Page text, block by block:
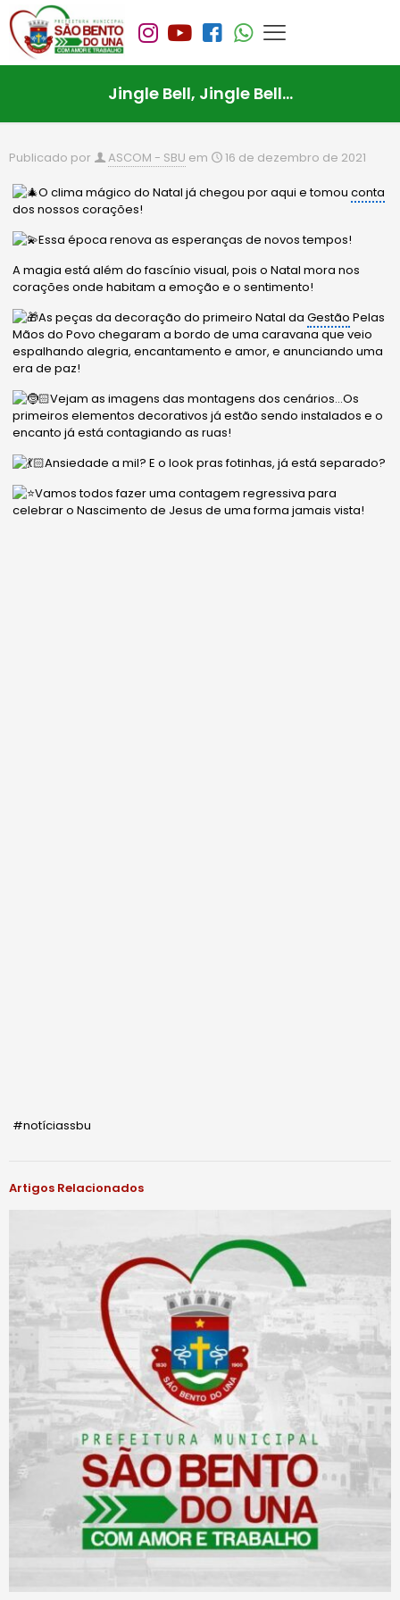
Jingle Bell, Jingle Bell…
Publicado por ASCOM - SBU em 16 de dezembro de 2021
O clima mágico do Natal já chegou por aqui e tomouconta
dos nossos corações!
Essa época renova as esperanças de novos tempos!
A magia está além do fascínio visual, pois o Natal mora nos
corações onde habitam a emoção e o sentimento!
As peças da decoração do primeiro Natal daGestão Pelas
Mãos do Povo chegaram a bordo de uma caravana que veio
espalhando alegria, encantamento e amor, e anunciando uma
era de paz!
Vejam as imagens das montagens dos cenários…Os
primeiros elementos decorativos já estão sendo instalados e o
encanto já está contagiando as ruas!
Ansiedade a mil? E o look pras fotinhas, já está separado?
Vamos todos fazer uma contagem regressiva para
celebrar o Nascimento de Jesus de uma forma jamais vista!
#notíciassbu
Artigos Relacionados